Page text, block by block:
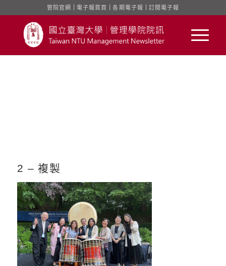
管院官網 電子報首頁 ｜各期電子報 訂閱電子報
2 – 複製